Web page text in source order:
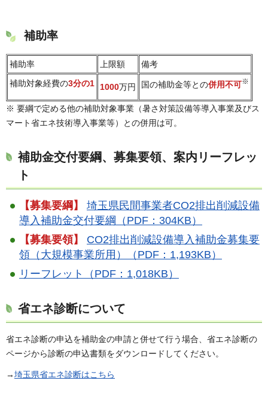
補助率
補助率 上限額
備考
補助対象経費の3分の1 1000万円 国の補助金等との併用不可※
※ 要綱で定める他の補助対象事業（暑さ対策設備等導入事業及びス
マート省エネ技術導入事業等）との併用は可。
補助金交付要綱、募集要領、案内リーフレッ
ト
【募集要綱】 埼玉県民間事業者CO2排出削減設備
導入補助金交付要綱（PDF：304KB）
【募集要領】
CO2排出削減設備導入補助金募集要
領（大規模事業所用）（PDF：1,193KB）
リーフレット（PDF：1,018KB）
省エネ診断について
省エネ診断の申込を補助金の申請と併せて行う場合、省エネ診断の
ページから診断の申込書類をダウンロードしてください。
→埼玉県省エネ診断はこちら